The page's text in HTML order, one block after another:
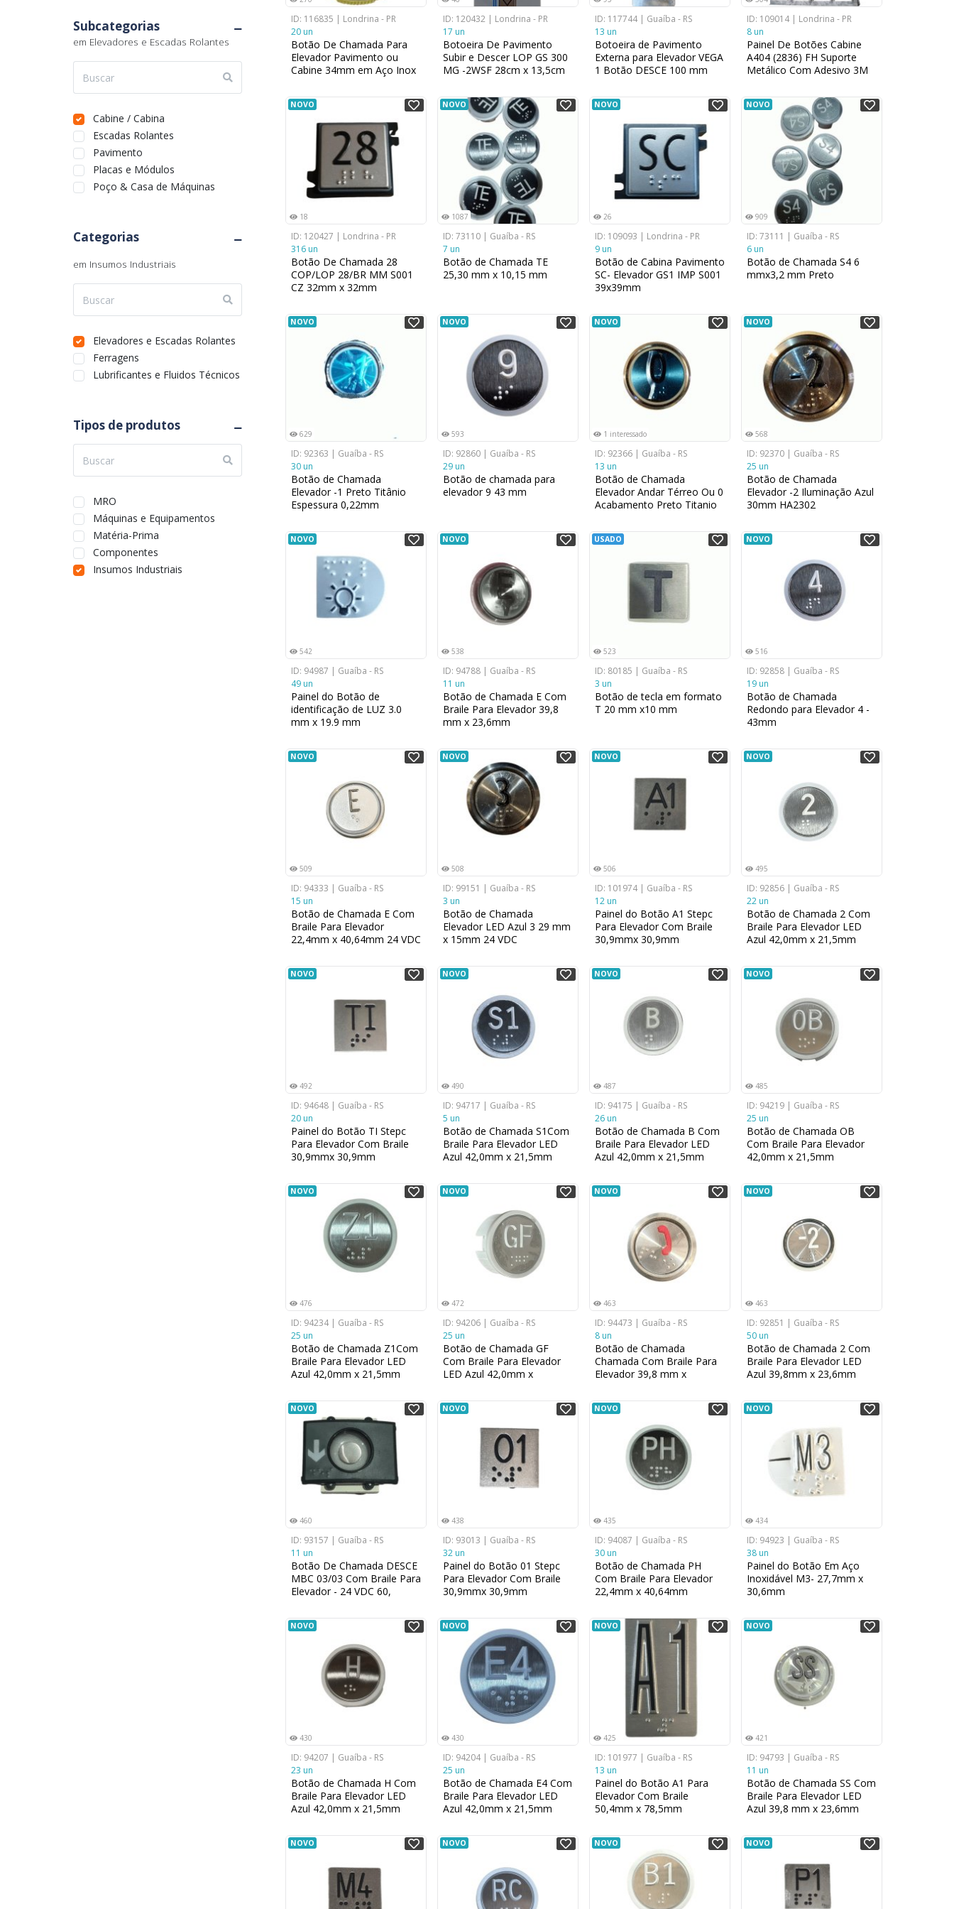
Tipos de produtos
MRO
Máquinas e Equipamentos
Matéria-Prima
Componentes
Insumos Industriais
Rondônia
Roraima
Santa Catarina
São Paulo
Sergipe
Categorias
em Insumos Industriais
Elevadores e Escadas Rolantes
Ferragens
Lubrificantes e Fluidos Técnicos
Subcategorias
em Elevadores e Escadas Rolantes
Cabine / Cabina
Escadas Rolantes
Pavimento
Placas e Módulos
Poço & Casa de Máquinas
Teto
Ventilação
ID: 116835 | Londrina - PR
20 un
Botão De Chamada Para
Elevador Pavimento ou
Cabine 34mm em Aço Inox
ID: 120432 | Londrina - PR
17 un
Botoeira De Pavimento
Subir e Descer LOP GS 300
MG -2WSF 28cm x 13,5cm
ID: 117744 | Guaíba - RS
13 un
Botoeira de Pavimento
Externa para Elevador VEGA
1 Botão DESCE 100 mm
ID: 109014 | Londrina - PR
8 un
Painel De Botões Cabine
A404 (2836) FH Suporte
Metálico Com Adesivo 3M
NOVO
18
ID: 120427 | Londrina - PR
316 un
Botão De Chamada 28
COP/LOP 28/BR MM S001
CZ 32mm x 32mm
NOVO
1087
ID: 73110 | Guaíba - RS
7 un
Botão de Chamada TE
25,30 mm x 10,15 mm
NOVO
26
ID: 109093 | Londrina - PR
9 un
Botão de Cabina Pavimento
SC- Elevador GS1 IMP S001
39x39mm
NOVO
909
ID: 73111 | Guaíba - RS
6 un
Botão de Chamada S4 6
mmx3,2 mm Preto
NOVO
629
ID: 92363 | Guaíba - RS
30 un
Botão de Chamada
Elevador -1 Preto Titânio
Espessura 0,22mm
NOVO
593
ID: 92860 | Guaíba - RS
29 un
Botão de chamada para
elevador 9 43 mm
NOVO
1 interessado
ID: 92366 | Guaíba - RS
13 un
Botão de Chamada
Elevador Andar Térreo Ou 0
Acabamento Preto Titanio
NOVO
568
ID: 92370 | Guaíba - RS
25 un
Botão de Chamada
Elevador -2 Iluminação Azul
30mm HA2302
NOVO
542
ID: 94987 | Guaíba - RS
49 un
Painel do Botão de
identificação de LUZ 3.0
mm x 19.9 mm
NOVO
538
ID: 94788 | Guaíba - RS
11 un
Botão de Chamada E Com
Braile Para Elevador 39,8
mm x 23,6mm
USADO
523
ID: 80185 | Guaíba - RS
3 un
Botão de tecla em formato
T 20 mm x10 mm
NOVO
516
ID: 92858 | Guaíba - RS
19 un
Botão de Chamada
Redondo para Elevador 4 -
43mm
NOVO
509
ID: 94333 | Guaíba - RS
15 un
Botão de Chamada E Com
Braile Para Elevador
22,4mm x 40,64mm 24 VDC
NOVO
508
ID: 99151 | Guaíba - RS
3 un
Botão de Chamada
Elevador LED Azul 3 29 mm
x 15mm 24 VDC
NOVO
506
ID: 101974 | Guaíba - RS
12 un
Painel do Botão A1 Stepc
Para Elevador Com Braile
30,9mmx 30,9mm
NOVO
495
ID: 92856 | Guaíba - RS
22 un
Botão de Chamada 2 Com
Braile Para Elevador LED
Azul 42,0mm x 21,5mm
NOVO
492
ID: 94648 | Guaíba - RS
20 un
Painel do Botão TI Stepc
Para Elevador Com Braile
30,9mmx 30,9mm
NOVO
490
ID: 94717 | Guaíba - RS
5 un
Botão de Chamada S1Com
Braile Para Elevador LED
Azul 42,0mm x 21,5mm
NOVO
487
ID: 94175 | Guaíba - RS
26 un
Botão de Chamada B Com
Braile Para Elevador LED
Azul 42,0mm x 21,5mm
NOVO
485
ID: 94219 | Guaíba - RS
25 un
Botão de Chamada OB
Com Braile Para Elevador
42,0mm x 21,5mm
NOVO
476
ID: 94234 | Guaíba - RS
25 un
Botão de Chamada Z1Com
Braile Para Elevador LED
Azul 42,0mm x 21,5mm
NOVO
472
ID: 94206 | Guaíba - RS
25 un
Botão de Chamada GF
Com Braile Para Elevador
LED Azul 42,0mm x
NOVO
463
ID: 94473 | Guaíba - RS
8 un
Botão de Chamada
Chamada Com Braile Para
Elevador 39,8 mm x
NOVO
463
ID: 92851 | Guaíba - RS
50 un
Botão de Chamada 2 Com
Braile Para Elevador LED
Azul 39,8mm x 23,6mm
NOVO
460
ID: 93157 | Guaíba - RS
11 un
Botão De Chamada DESCE
MBC 03/03 Com Braile Para
Elevador - 24 VDC 60,
NOVO
438
ID: 93013 | Guaíba - RS
32 un
Painel do Botão 01 Stepc
Para Elevador Com Braile
30,9mmx 30,9mm
NOVO
435
ID: 94087 | Guaíba - RS
30 un
Botão de Chamada PH
Com Braile Para Elevador
22,4mm x 40,64mm
NOVO
434
ID: 94923 | Guaíba - RS
38 un
Painel do Botão Em Aço
Inoxidável M3- 27,7mm x
30,6mm
NOVO
430
ID: 94207 | Guaíba - RS
23 un
Botão de Chamada H Com
Braile Para Elevador LED
Azul 42,0mm x 21,5mm
NOVO
430
ID: 94204 | Guaíba - RS
25 un
Botão de Chamada E4 Com
Braile Para Elevador LED
Azul 42,0mm x 21,5mm
NOVO
425
ID: 101977 | Guaíba - RS
13 un
Painel do Botão A1 Para
Elevador Com Braile
50,4mm x 78,5mm
NOVO
421
ID: 94793 | Guaíba - RS
11 un
Botão de Chamada SS Com
Braile Para Elevador LED
Azul 39,8 mm x 23,6mm
NOVO NOVO NOVO NOVO